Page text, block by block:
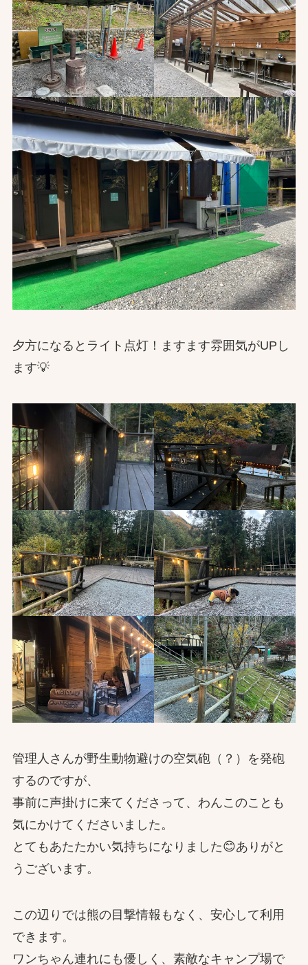
夕方になるとライト点灯！ますます雰囲気がUPし
ます💡
管理人さんが野生動物避けの空気砲（？）を発砲
するのですが、
事前に声掛けに来てくださって、わんこのことも
気にかけてくださいました。
とてもあたたかい気持ちになりました😊ありがと
うございます。
この辺りでは熊の目撃情報もなく、安心して利用
できます。
ワンちゃん連れにも優しく、素敵なキャンプ場で